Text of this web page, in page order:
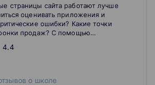
4.4
страницы сайта работают лучше
оценивать приложения и
ошибки? Какие точки
продаж? С помощью
данных аналитики можно понять,
помехи и как их решить.
о школе